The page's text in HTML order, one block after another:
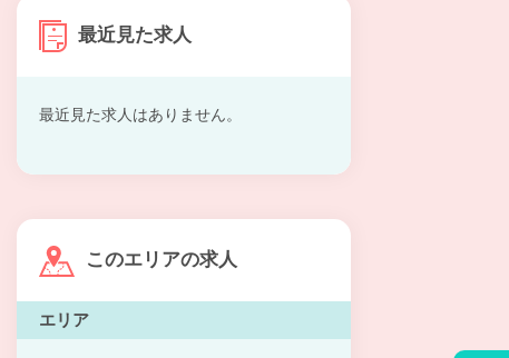
最近見た求人
最近見た求人はありません。
このエリアの求人
エリア